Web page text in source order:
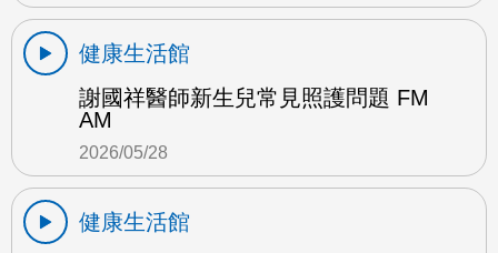
健康生活館
謝國祥醫師新生兒常見照護問題 FM
AM
2026/05/28
健康生活館